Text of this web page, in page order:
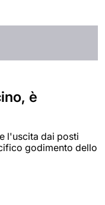
è
l'uscita dai posti
godimento dello